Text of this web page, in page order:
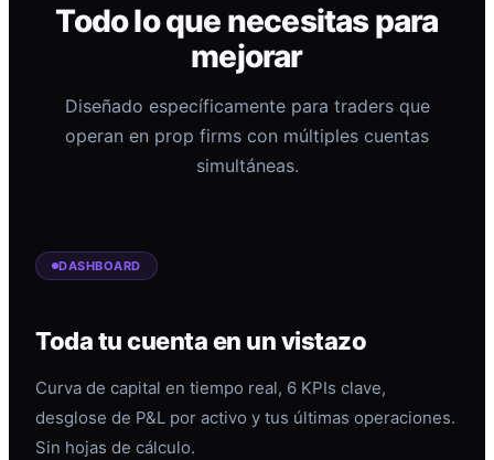
Todo lo que necesitas para
mejorar
Diseñado específicamente para traders que
operan en prop firms con múltiples cuentas
simultáneas.
DASHBOARD
Toda tu cuenta en un vistazo
Curva de capital en tiempo real, 6 KPIs clave,
desglose de P&L por activo y tus últimas operaciones.
Sin hojas de cálculo.